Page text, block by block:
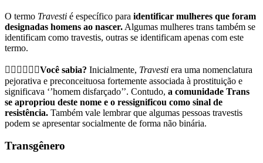
O termo Travesti é específico para identificar mulheres que foram
designadas homens ao nascer. Algumas mulheres trans também se
identificam como travestis, outras se identificam apenas com este
termo.
🤷🏽‍♀🤷🏼‍♂Você sabia? Inicialmente, Travesti era uma nomenclatura
pejorativa e preconceituosa fortemente associada à prostituição e
significava ‘’homem disfarçado’’. Contudo, a comunidade Trans
se apropriou deste nome e o ressignificou como sinal de
resistência. Também vale lembrar que algumas pessoas travestis
podem se apresentar socialmente de forma não binária.
Transgênero